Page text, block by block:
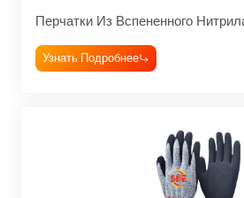
Перчатки Из Вспененного
Узнать Подробнее